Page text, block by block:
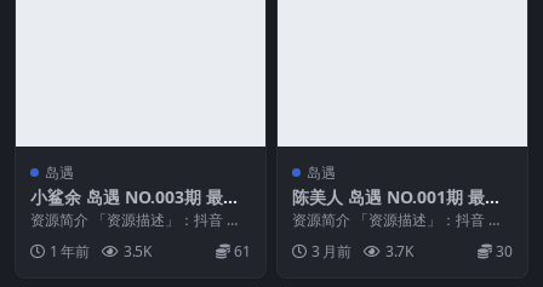
岛遇
小鲨余 岛遇 NO.003期 最新
至：2025.6.7
资源简介 「资源描述」：抖音 小
鲨余 岛遇 NO.003期 【22P】最新
至：2...
1 年前 3.5K 61
岛遇
陈美人 岛遇 NO.001期 最新
至：2026.5.8
资源简介 「资源描述」：抖音 陈
美人 岛遇 NO.001期 【9P17V】最
新至...3 月前 3.7K 30